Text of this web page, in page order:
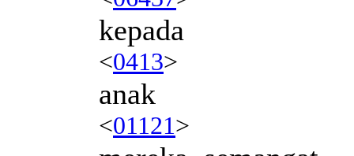
kepada
<0413>
anak
<01121>